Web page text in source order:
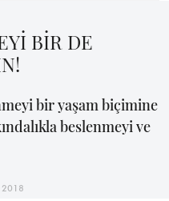
BİR DE
bir yaşam biçimine
beslenmeyi ve
2018